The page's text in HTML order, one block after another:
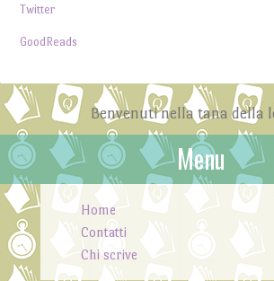
Twitter
GoodReads
Benvenuti nella tana della
Menu
Skip to content
Home
Contatti
Chi scrive